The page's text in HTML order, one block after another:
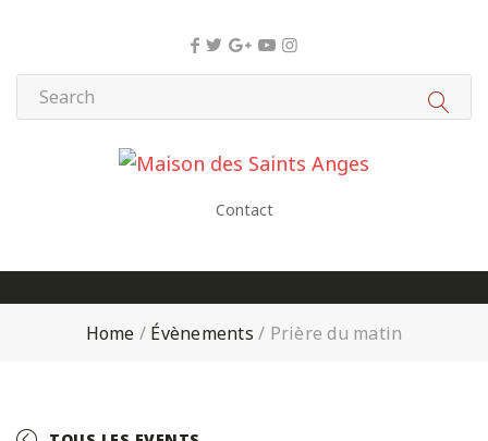
Contact
Home / Évènements / Prière du matin